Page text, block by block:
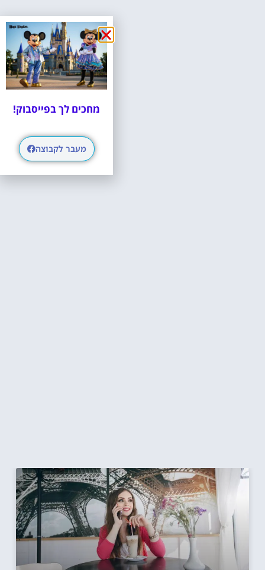
מחכים לך בפייסבוק!
מעבר לקבוצה